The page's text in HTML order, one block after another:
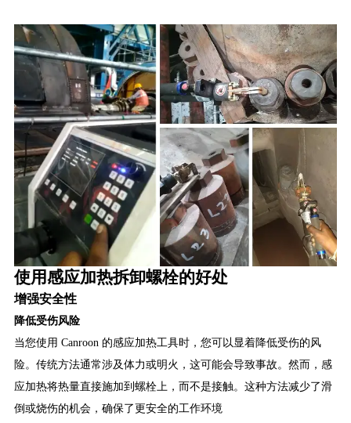
使用感应加热拆卸螺栓的好处
增强安全性
降低受伤风险
当您使用 Canroon 的感应加热工具时，您可以显着降低受伤的风
险。传统方法通常涉及体力或明火，这可能会导致事故。然而，感
应加热将热量直接施加到螺栓上，而不是接触。这种方法减少了滑
倒或烧伤的机会，确保了更安全的工作环境